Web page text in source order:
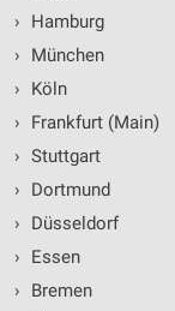
›
Hamburg
›
München
›
Köln
›
Frankfurt (Main)
› Stuttgart
›
Dortmund
›
Düsseldorf
›
Essen
›
Bremen